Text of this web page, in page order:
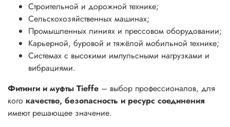
Строительной и дорожной технике;
Сельскохозяйственных машинах;
Промышленных линиях и прессовом оборудовании;
Карьерной, буровой и тяжёлой мобильной технике;
Системах с высокими импульсными нагрузками и
вибрациями.
Фитинги и муфты Tieffe – выбор профессионалов, для
кого качество, безопасность и ресурс соединения
имеют решающее значение.